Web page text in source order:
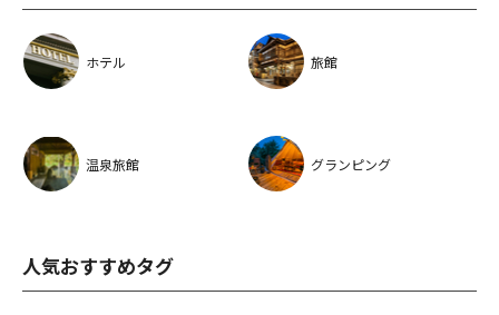
ホテル 旅館
温泉旅館 グランピング
人気おすすめタグ